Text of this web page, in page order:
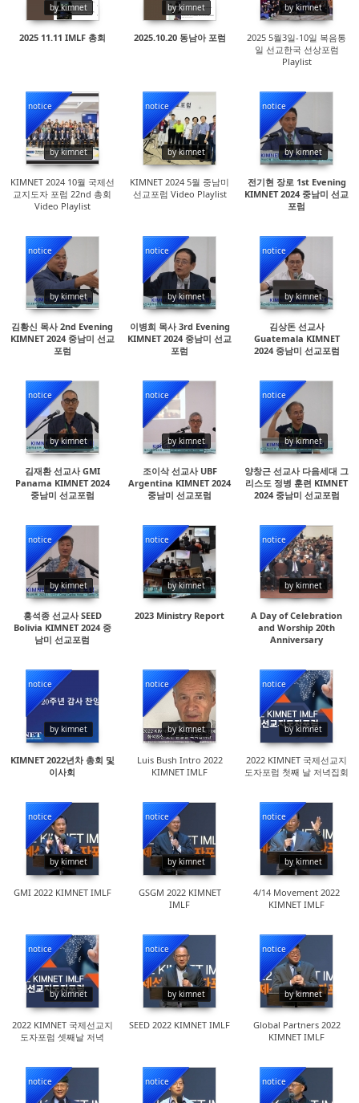
by kimnet
2025 11.11 IMLF 총회
by kimnet
2025.10.20 동남아 포럼
by kimnet
2025 5월3일-10일 복음통
일 선교한국 선상포럼
Playlist
notice
by kimnet
15397
KIMNET 2024 10월 국제선
교지도자 포럼 22nd 총회
Video Playlist
notice
by kimnet
14548
KIMNET 2024 5월 중남미
선교포럼 Video Playlist
notice
by kimnet
14440
전기현 장로 1st Evening
KIMNET 2024 중남미 선교
포럼
notice
by kimnet
14513
김황신 목사 2nd Evening
KIMNET 2024 중남미 선교
포럼
notice
by kimnet
14292
이병희 목사 3rd Evening
KIMNET 2024 중남미 선교
포럼
notice
by kimnet
19966
김상돈 선교사
Guatemala KIMNET
2024 중남미 선교포럼
notice
by kimnet
14516
김재환 선교사 GMI
Panama KIMNET 2024
중남미 선교포럼
notice
by kimnet
16654
조이삭 선교사 UBF
Argentina KIMNET 2024
중남미 선교포럼
notice
by kimnet
14338
양창근 선교사 다음세대 그
리스도 정병 훈련 KIMNET
2024 중남미 선교포럼
notice
by kimnet
28263
홍석종 선교사 SEED
Bolivia KIMNET 2024 중
남미 선교포럼
notice
by kimnet
19880
2023 Ministry Report
notice
by kimnet
17089
A Day of Celebration
and Worship 20th
Anniversary
notice
by kimnet
14467
KIMNET 2022년차 총회 및
이사회
notice
by kimnet
16601
Luis Bush Intro 2022
KIMNET IMLF
notice
by kimnet
14443
2022 KIMNET 국제선교지
도자포럼 첫째 날 저녁집회
notice
by kimnet
16606
GMI 2022 KIMNET IMLF
notice
by kimnet
16022
GSGM 2022 KIMNET
IMLF
notice
by kimnet
18462
4/14 Movement 2022
KIMNET IMLF
notice
by kimnet
14737
2022 KIMNET 국제선교지
도자포럼 셋째날 저녁
notice
by kimnet
15452
SEED 2022 KIMNET IMLF
notice
by kimnet
16060
Global Partners 2022
KIMNET IMLF
notice notice notice